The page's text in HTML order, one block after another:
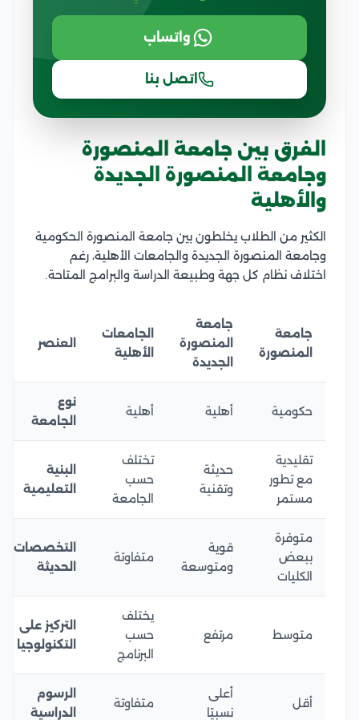
واتساب
اتصل بنا
الفرق بين جامعة المنصورة
وجامعة المنصورة الجديدة
والأهلية
الكثير من الطلاب يخلطون بين جامعة المنصورة الحكومية
وجامعة المنصورة الجديدة والجامعات الأهلية، رغم
اختلاف نظام كل جهة وطبيعة الدراسة والبرامج المتاحة.
جامعة
المنصورة
جامعة
المنصورة
الجديدة
الجامعات
الأهلية
العنصر
حكومية أهلية أهلية
نوع
الجامعة
تقليدية
مع تطور
مستمر
حديثة
وتقنية
تختلف
حسب
الجامعة
البنية
التعليمية
متوفرة
ببعض
الكليات
قوية
ومتوسعة
متفاوتة
التخصصات
الحديثة
متوسط مرتفع
يختلف
حسب
البرنامج
التركيز على
التكنولوجيا
أقل
أعلى
نسبيًا
متفاوتة
الرسوم
الدراسية